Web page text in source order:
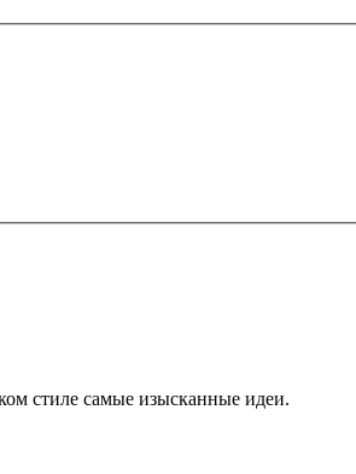
стиле самые изысканные идеи.